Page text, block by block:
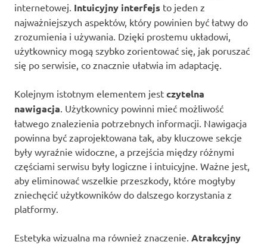
internetowej. Intuicyjny interfejs to jeden z
najważniejszych aspektów, który powinien być łatwy do
zrozumienia i używania. Dzięki prostemu układowi,
użytkownicy mogą szybko zorientować się, jak poruszać
się po serwisie, co znacznie ułatwia im adaptację.
Kolejnym istotnym elementem jest czytelna
nawigacja. Użytkownicy powinni mieć możliwość
łatwego znalezienia potrzebnych informacji. Nawigacja
powinna być zaprojektowana tak, aby kluczowe sekcje
były wyraźnie widoczne, a przejścia między różnymi
częściami serwisu były logiczne i intuicyjne. Ważne jest,
aby eliminować wszelkie przeszkody, które mogłyby
zniechęcić użytkowników do dalszego korzystania z
platformy.
Estetyka wizualna ma również znaczenie. Atrakcyjny